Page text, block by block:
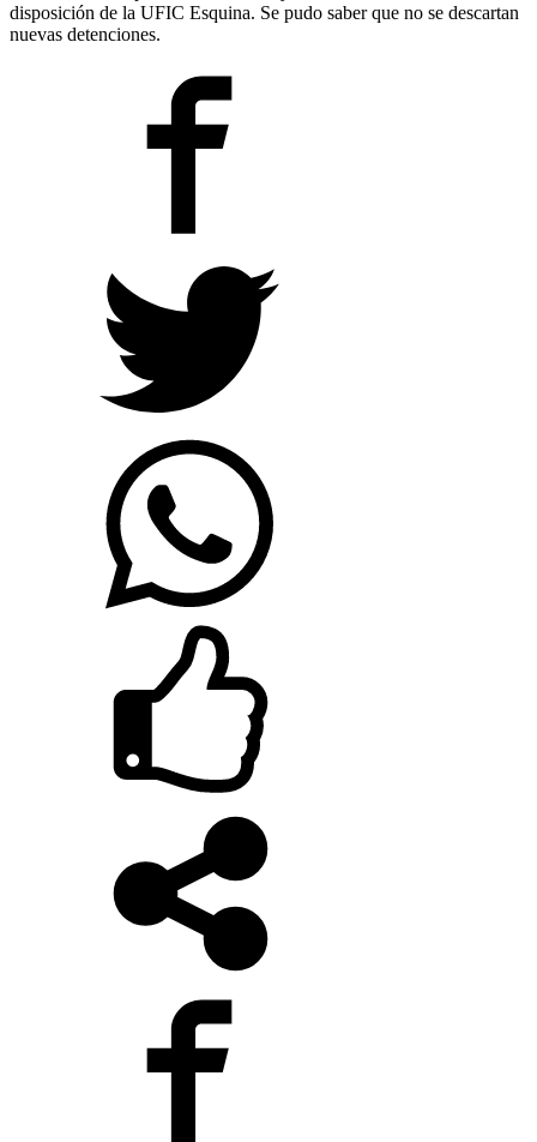
disposición de la UFIC Esquina. Se pudo saber que no se descartan
nuevas detenciones.